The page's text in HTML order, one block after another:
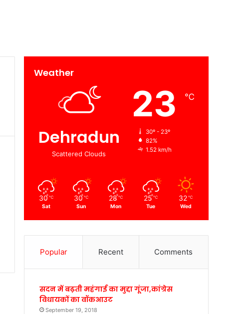
Weather
Dehradun
Scattered Clouds
23 ℃
30º - 23º
82%
1.52 km/h
30 ℃
Sat
30 ℃
Sun
28 ℃
Mon
25 ℃
Tue
32 ℃
Wed
Popular Recent Comments
सदन में बढ़ती महंगाई का मुद्दा गूंजा,कांग्रेस
विधायकों का वॉकआउट
September 19, 2018